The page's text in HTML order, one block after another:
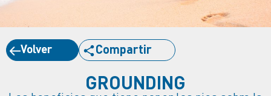
Volver Compartir
GROUNDING